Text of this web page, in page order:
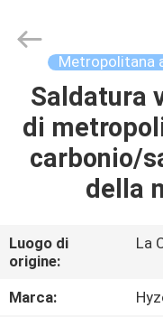
CASA
PRODOTTI
CIRCA
NOI
Technologies
Co.,Ltd..
Reserved.
Metropolitana
Saldatura
di
carbonio/
della
Luogo di
origine:
La
Marca: